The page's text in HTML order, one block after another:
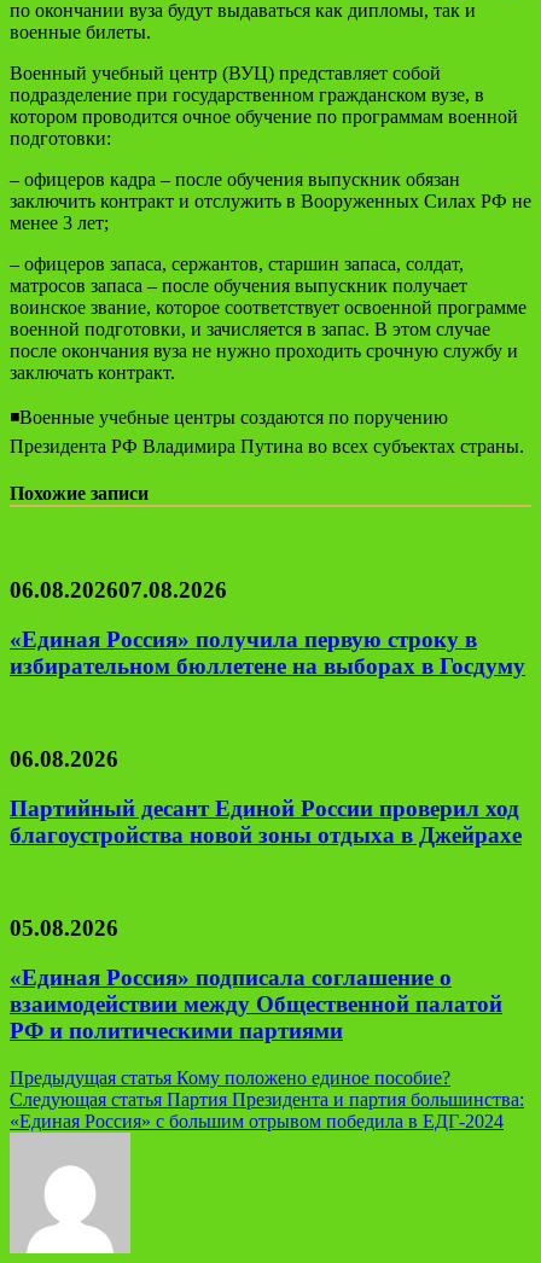
по окончании вуза будут выдаваться как дипломы, так и
военные билеты.
Военный учебный центр (ВУЦ) представляет собой
подразделение при государственном гражданском вузе, в
котором проводится очное обучение по программам военной
подготовки:
– офицеров кадра – после обучения выпускник обязан
заключить контракт и отслужить в Вооруженных Силах РФ не
менее 3 лет;
– офицеров запаса, сержантов, старшин запаса, солдат,
матросов запаса – после обучения выпускник получает
воинское звание, которое соответствует освоенной программе
военной подготовки, и зачисляется в запас. В этом случае
после окончания вуза не нужно проходить срочную службу и
заключать контракт.
◾️Военные учебные центры создаются по поручению
Президента РФ Владимира Путина во всех субъектах страны.
Похожие записи
06.08.202607.08.2026
«Единая Россия» получила первую строку в
избирательном бюллетене на выборах в Госдуму
06.08.2026
Партийный десант Единой России проверил ход
благоустройства новой зоны отдыха в Джейрахе
05.08.2026
«Единая Россия» подписала соглашение о
взаимодействии между Общественной палатой
РФ и политическими партиями
Навигация
по
Предыдущая статья Кому положено единое пособие?
Следующая статья Партия Президента и партия большинства:
«Единая Россия» с большим отрывом победила в ЕДГ-2024